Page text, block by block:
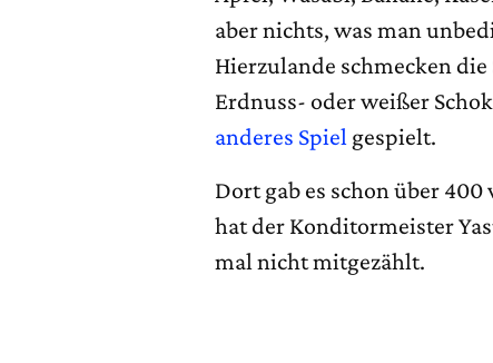
aber nichts, was man
Hierzulande schmecken
Erdnuss- oder weißer
anderes Spiel gespielt.
Dort gab es schon über
hat der Konditormeister
mal nicht mitgezählt.